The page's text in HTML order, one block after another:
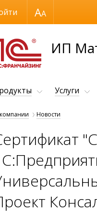
шрифта
ИП
Услуги
Новости